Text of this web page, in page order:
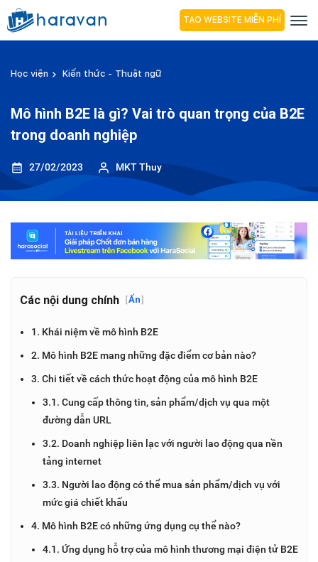
TẠO WEBSITE MIỄN PHÍ
Học viện Kiến thức - Thuật ngữ
Mô hình B2E là gì? Vai trò quan trọng của B2E
trong doanh nghiệp
27/02/2023 MKT Thuy
Các nội dung chính [Ẩn]
1. Khái niệm về mô hình B2E
2. Mô hình B2E mang những đặc điểm cơ bản nào?
3. Chi tiết về cách thức hoạt động của mô hình B2E
3.1. Cung cấp thông tin, sản phẩm/dịch vụ qua một
đường dẫn URL
3.2. Doanh nghiệp liên lạc với người lao động qua nền
tảng internet
3.3. Người lao động có thể mua sản phẩm/dịch vụ với
mức giá chiết khấu
4. Mô hình B2E có những ứng dụng cụ thể nào?
4.1. Ứng dụng hỗ trợ của mô hình thương mại điện tử B2E